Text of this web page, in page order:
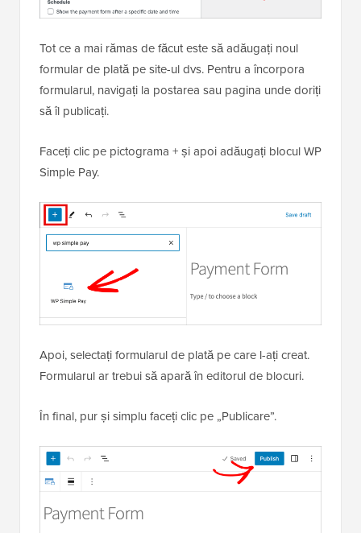
Tot ce a mai rămas de făcut este să adăugați noul
formular de plată pe site-ul dvs. Pentru a încorpora
formularul, navigați la postarea sau pagina unde doriți
să îl publicați.
Faceți clic pe pictograma + și apoi adăugați blocul WP
Simple Pay.
Apoi, selectați formularul de plată pe care l-ați creat.
Formularul ar trebui să apară în editorul de blocuri.
În final, pur și simplu faceți clic pe „Publicare”.